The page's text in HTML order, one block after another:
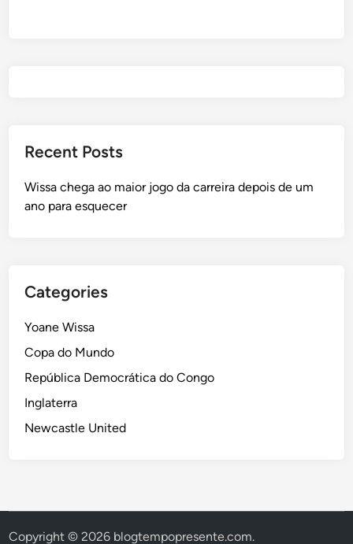
Recent Posts
Wissa chega ao maior jogo da carreira depois de um
ano para esquecer
Categories
Yoane Wissa
Copa do Mundo
República Democrática do Congo
Inglaterra
Newcastle United
Copyright © 2026 blogtempopresente.com.